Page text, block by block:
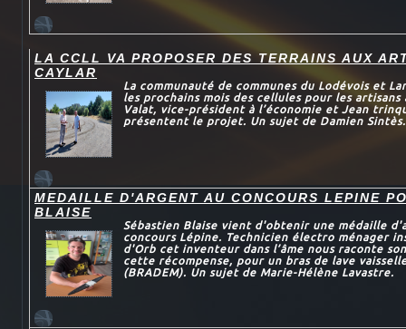
LA CCLL VA PROPOSER DES TERRAINS AUX
CAYLAR
La communauté de communes du Lodévois et
les prochains mois des cellules pour les artisans
Valat, vice-président à l’économie et Jean
présentent le projet. Un sujet de Damien Sintès.
MEDAILLE D'ARGENT AU CONCOURS LEPINE
BLAISE
Sébastien Blaise vient d'obtenir une médaille
concours Lépine. Technicien électro ménager
d'Orb cet inventeur dans l’âme nous raconte
cette récompense, pour un bras de lave
(BRADEM). Un sujet de Marie-Hélène Lavastre.